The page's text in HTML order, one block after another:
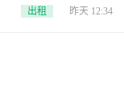
出租
两房❣️三房
昨天 12:34